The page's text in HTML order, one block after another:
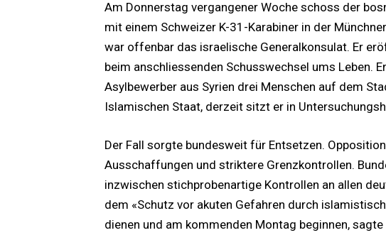
Am Donnerstag vergangener Woche schoss der
mit einem Schweizer K-31-Karabiner in der
war offenbar das israelische Generalkonsulat. Er
beim anschliessenden Schusswechsel ums Leben.
Asylbewerber aus Syrien drei Menschen auf dem
Islamischen Staat, derzeit sitzt er in
Der Fall sorgte bundesweit für Entsetzen.
Ausschaffungen und striktere Grenzkontrollen.
inzwischen stichprobenartige Kontrollen an allen
dem «Schutz vor akuten Gefahren durch
dienen und am kommenden Montag beginnen,